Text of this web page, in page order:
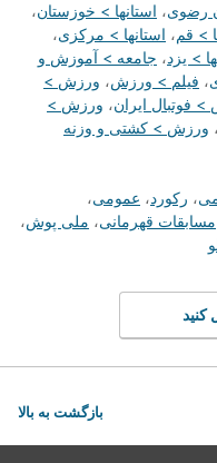
رضوی، استانها > خوزستان،
> قم، استانها > مرکزی،
> یزد، جامعه > آموزش و
، فیلم > ورزش، ورزش >
فوتبال ایران، ورزش >
، ورزش > کشتی و وزنه
، رکورد، عمومی،
مسابقات قهرمانی، ملی پوش،
کنید
بازگشت به بالا